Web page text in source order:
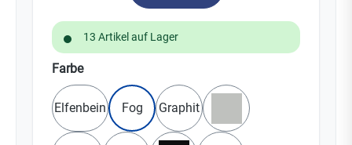
13 Artikel auf Lager
Farbeauswählen
Elfenbein Fog Graphit
Grau